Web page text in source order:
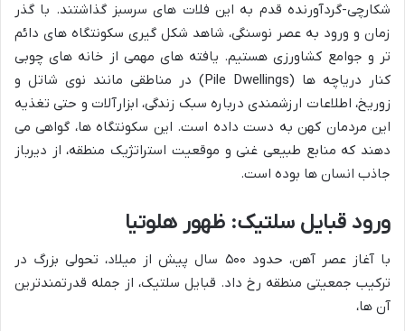
شکارچی-گردآورنده قدم به این فلات های سرسبز گذاشتند. با گذر
زمان و ورود به عصر نوسنگی، شاهد شکل گیری سکونتگاه های دائم
تر و جوامع کشاورزی هستیم. یافته های مهمی از خانه های چوبی
کنار دریاچه ها (Pile Dwellings) در مناطقی مانند نوی شاتل و
زوریخ، اطلاعات ارزشمندی درباره سبک زندگی، ابزارآلات و حتی تغذیه
این مردمان کهن به دست داده است. این سکونتگاه ها، گواهی می
دهند که منابع طبیعی غنی و موقعیت استراتژیک منطقه، از دیرباز
جاذب انسان ها بوده است.
ورود قبایل سلتیک: ظهور هلوتیا
با آغاز عصر آهن، حدود ۵۰۰ سال پیش از میلاد، تحولی بزرگ در
ترکیب جمعیتی منطقه رخ داد. قبایل سلتیک، از جمله قدرتمندترین
آن ها،